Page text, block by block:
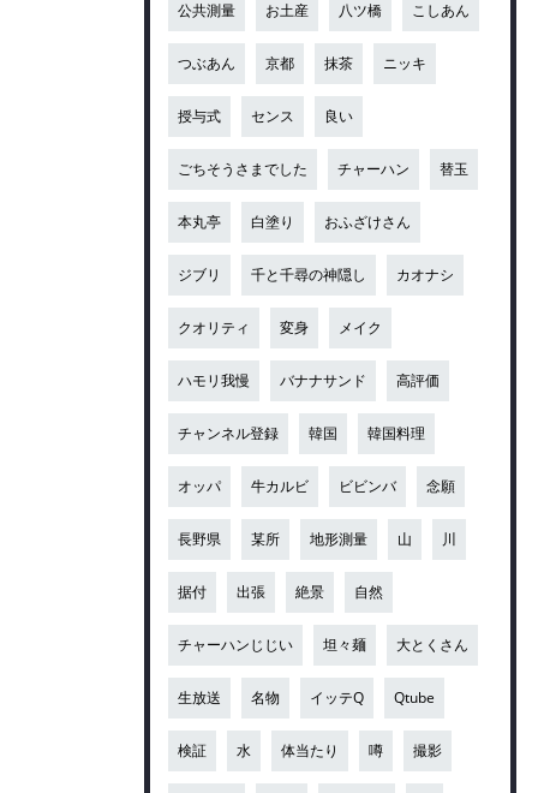
公共測量 お土産 八ツ橋 こしあん
つぶあん 京都 抹茶 ニッキ
授与式 センス 良い
ごちそうさまでした チャーハン 替玉
本丸亭 白塗り おふざけさん
ジブリ 千と千尋の神隠し カオナシ
クオリティ 変身 メイク
ハモリ我慢 バナナサンド 高評価
チャンネル登録 韓国 韓国料理
オッパ 牛カルビ ビビンバ 念願
長野県 某所 地形測量 山 川
据付 出張 絶景 自然
チャーハンじじい 坦々麺 大とくさん
生放送 名物 イッテQ Qtube
検証 水 体当たり 噂 撮影